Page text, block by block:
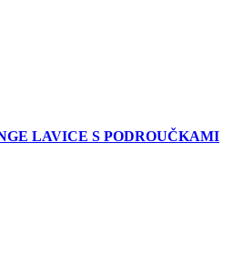
LAVICE S PODROUČKAMI